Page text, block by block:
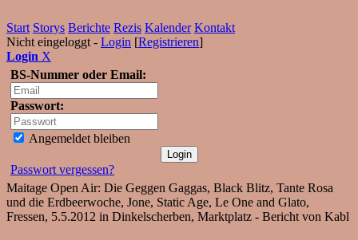
Start Storys Berichte Rezis Kalender Kontakt
Nicht eingeloggt - Login [Registrieren]
Login X
BS-Nummer oder Email:
Passwort:
Angemeldet bleiben
Passwort vergessen?
Maitage Open Air: Die Geggen Gaggas, Black Blitz, Tante Rosa
und die Erdbeerwoche, Jone, Static Age, Le One and Glato,
Fressen, 5.5.2012 in Dinkelscherben, Marktplatz - Bericht von Kabl